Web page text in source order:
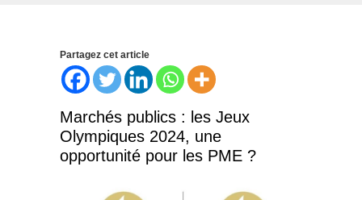
Partagez cet article
Marchés publics : les Jeux
Olympiques 2024, une
opportunité pour les PME ?